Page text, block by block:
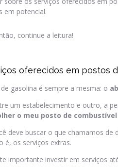
em potencial.
continue a leitura!
oferecidos em postos
gasolina é sempre a mesma: o
um estabelecimento e outro, a
o meu posto de
deve buscar o que chamamos
é, os serviços extras.
importante investir em serviços